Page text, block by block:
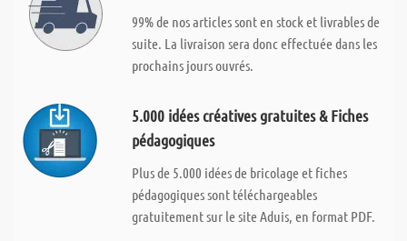
99% de nos articles sont en stock et livrables de
suite. La livraison sera donc effectuée dans les
prochains jours ouvrés.
5.000 idées créatives gratuites & Fiches
pédagogiques
Plus de 5.000 idées de bricolage et fiches
pédagogiques sont téléchargeables
gratuitement sur le site Aduis, en format PDF.